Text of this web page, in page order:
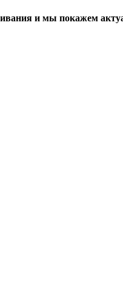
и мы покажем